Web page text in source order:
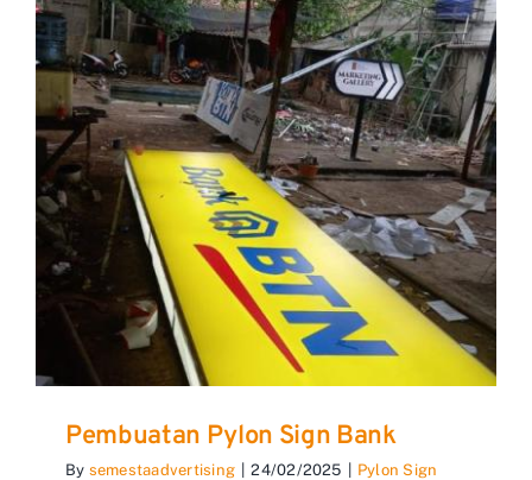
Pembuatan Pylon Sign Bank
By semestaadvertising 24/02/2025
Pylon Sign